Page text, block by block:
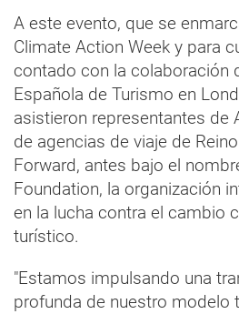
A este evento, que se
Climate Action Week y para
contado con la colaboración
Española de Turismo en
asistieron representantes de
de agencias de viaje de
Forward, antes bajo el
Foundation, la organización
en la lucha contra el cambio
turístico.
"Estamos impulsando una
profunda de nuestro modelo